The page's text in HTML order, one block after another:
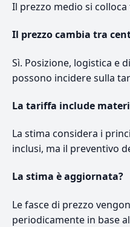
Il prezzo medio si
Il prezzo cambia tra
Sì. Posizione, logistica e
possono incidere sulla
La tariffa include
La stima considera i
inclusi, ma il preventivo
La stima è aggiornata?
Le fasce di prezzo
periodicamente in base